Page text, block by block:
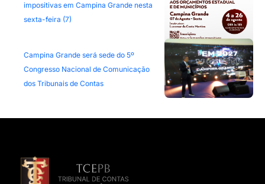
impositivas em Campina Grande nesta
sexta-feira (7)
Campina Grande será sede do 5º
Congresso Nacional de Comunicação
dos Tribunais de Contas